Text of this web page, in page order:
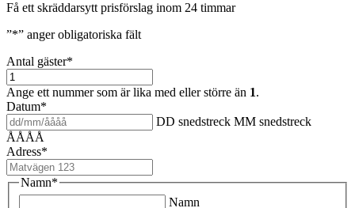
Få ett skräddarsytt prisförslag inom 24 timmar
”*” anger obligatoriska fält
Antal gäster*
Ange ett nummer som är lika med eller större än 1.
Datum*
DD snedstreck MM snedstreck
ÅÅÅÅ
Adress*
Namn*
Namn